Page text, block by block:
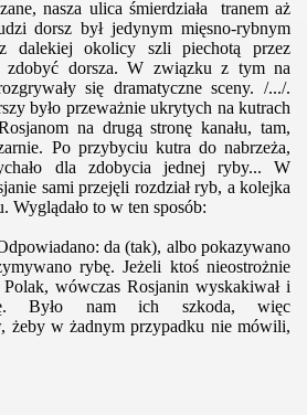
nasza ulica śmierdziała tranem aż
dorsz był jedynym mięsno-rybnym
dalekiej okolicy szli piechotą przez
dorsza. W związku z tym na
się dramatyczne sceny. /.../.
było przeważnie ukrytych na kutrach
na drugą stronę kanału, tam,
Po przybyciu kutra do nabrzeża,
dla zdobycia jednej ryby... W
sami przejęli rozdział ryb, a kolejka
Wyglądało to w ten sposób:
da (tak), albo pokazywano
rybę. Jeżeli ktoś nieostrożnie
wówczas Rosjanin wyskakiwał i
Było nam ich szkoda, więc
żeby w żadnym przypadku nie mówili,